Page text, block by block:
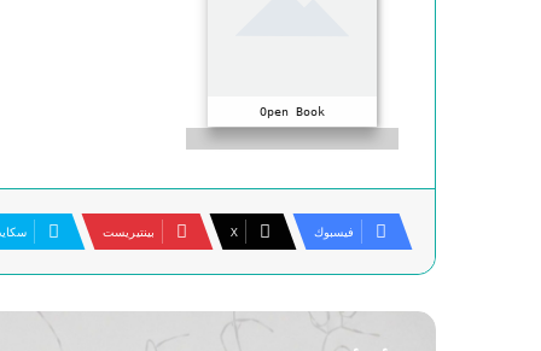
Open Book
فيسبوك ‫X بينتيريست